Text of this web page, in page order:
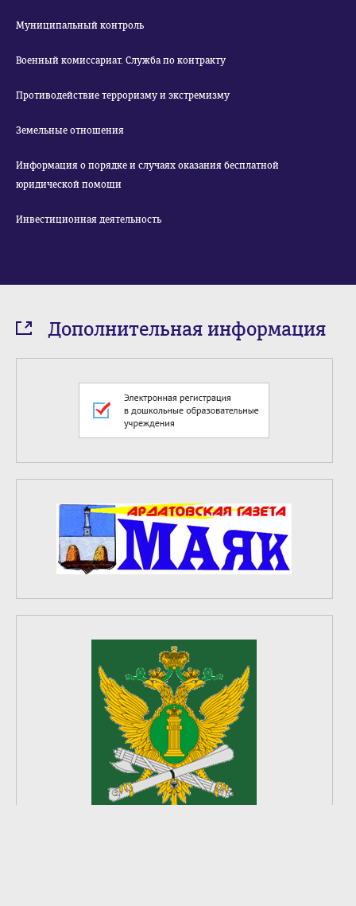
Муниципальный контроль
Военный комиссариат. Служба по контракту
Противодействие терроризму и экстремизму
Земельные отношения
Информация о порядке и случаях оказания бесплатной
юридической помощи
Инвестиционная деятельность
Дополнительная информация